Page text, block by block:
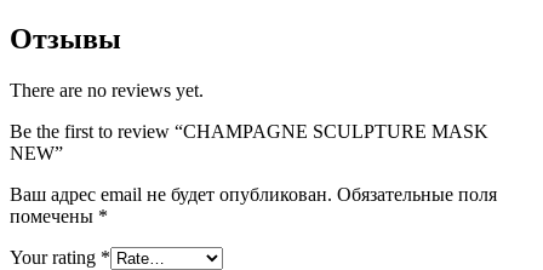
Отзывы
There are no reviews yet.
Be the first to review “CHAMPAGNE SCULPTURE MASK
NEW”
Ваш адрес email не будет опубликован. Обязательные поля
помечены *
Your rating *